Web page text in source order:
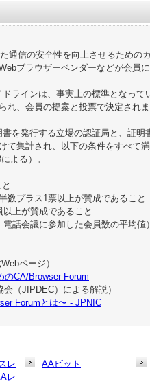
通信の安全性を向上させるための
ブラウザーベンダーなどが会員に
ラインは、事実上の標準となっ
、会員の提案と投票で決定されま
を発行する立場の認証局と、証
て集計され、以下の条件をすべて
よる）。
数プラス1票以上が賛成であること
上が賛成であること
話会議に参加した会員数の平均
Webページ）
のCA/Browser Forum
（JIPDEC）による解説）
Forumとは〜 - JPNIC
レ
レ
AAビット